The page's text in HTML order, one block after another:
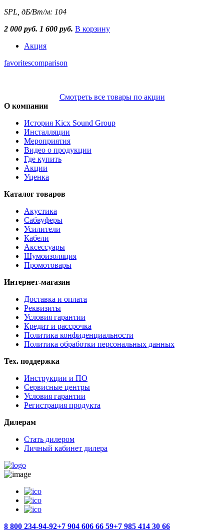
SPL, дБ/Вт/м: 104
2 000 руб. 1 600 руб. В корзину
Акция
favoritescomparison
Смотреть все товары по акции
О компании
История Kicx Sound Group
Инсталляции
Мероприятия
Видео о продукции
Где купить
Акции
Уценка
Каталог товаров
Акустика
Сабвуферы
Усилители
Кабели
Аксессуары
Шумоизоляция
Промотовары
Интернет-магазин
Доставка и оплата
Реквизиты
Условия гарантии
Кредит и рассрочка
Политика конфиденциальности
Политика обработки персональных данных
Тех. поддержка
Инструкции и ПО
Сервисные центры
Условия гарантии
Регистрация продукта
Дилерам
Стать дилером
Личный кабинет дилера
8 800 234-94-92+7 904 606 66 59+7 985 414 30 66